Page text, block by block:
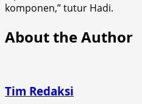
komponen,” tutur Hadi.
About the Author
Tim Redaksi